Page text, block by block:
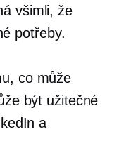
všimli, že
potřeby.
co může
být užitečné
a